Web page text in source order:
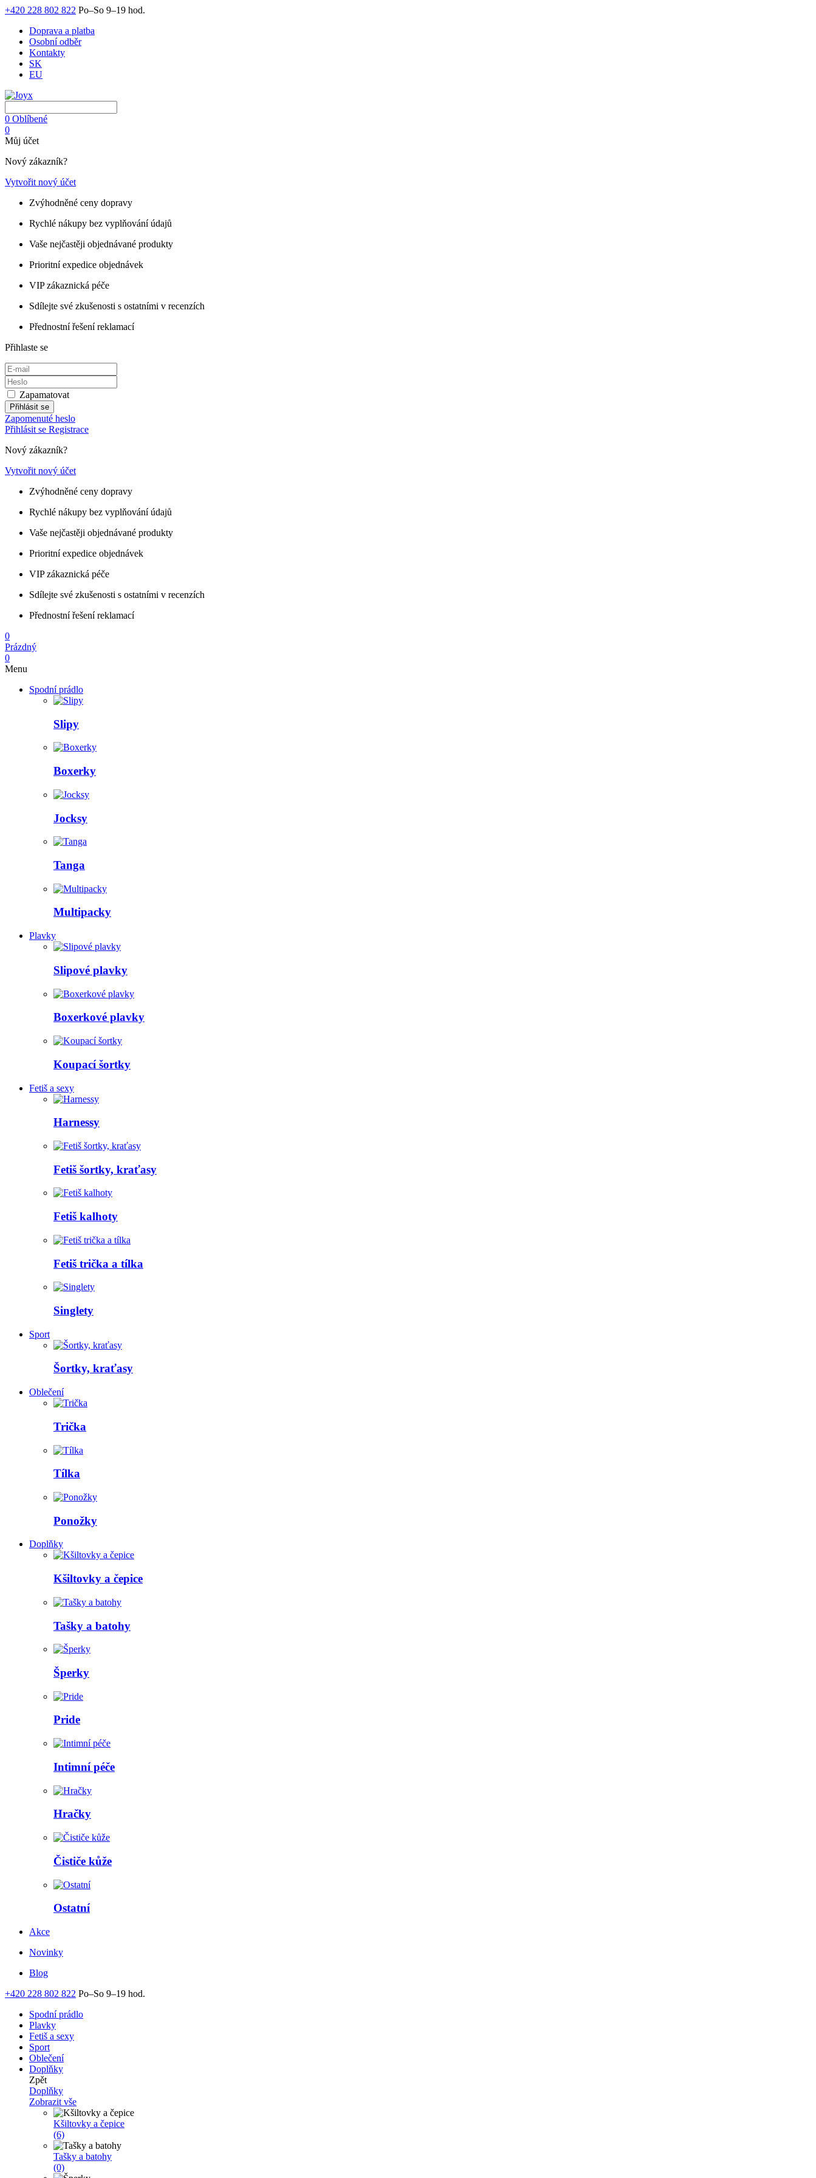
+420 228 802 822 Po–So 9–19 hod.
Doprava a platba
Osobní odběr
Kontakty
SK
EU
0 Oblíbené
0
Můj účet
Nový zákazník?
Vytvořit nový účet
Zvýhodněné ceny dopravy
Rychlé nákupy bez vyplňování údajů
Vaše nejčastěji objednávané produkty
Prioritní expedice objednávek
VIP zákaznická péče
Sdílejte své zkušenosti s ostatními v recenzích
Přednostní řešení reklamací
Přihlaste se
Zapamatovat
Přihlásit se
Zapomenuté heslo
Přihlásit se Registrace
Nový zákazník?
Vytvořit nový účet
Zvýhodněné ceny dopravy
Rychlé nákupy bez vyplňování údajů
Vaše nejčastěji objednávané produkty
Prioritní expedice objednávek
VIP zákaznická péče
Sdílejte své zkušenosti s ostatními v recenzích
Přednostní řešení reklamací
0
Prázdný
0
Menu
Spodní prádlo
Slipy
Boxerky
Jocksy
Tanga
Multipacky
Plavky
Slipové plavky
Boxerkové plavky
Koupací šortky
Fetiš a sexy
Harnessy
Fetiš šortky, kraťasy
Fetiš kalhoty
Fetiš trička a tílka
Singlety
Sport
Šortky, kraťasy
Oblečení
Trička
Tílka
Ponožky
Doplňky
Kšiltovky a čepice
Tašky a batohy
Šperky
Pride
Intimní péče
Hračky
Čističe kůže
Ostatní
Akce
Novinky
Blog
+420 228 802 822 Po–So 9–19 hod.
Spodní prádlo
Plavky
Fetiš a sexy
Sport
Oblečení
Doplňky
Zpět
Doplňky
Zobrazit vše
Kšiltovky a čepice
(6)
Tašky a batohy
(0)